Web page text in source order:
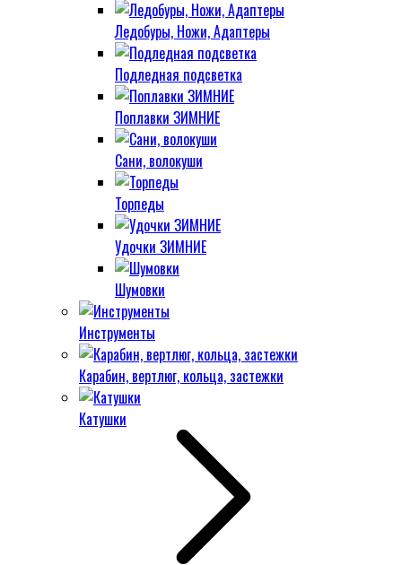
Ледобуры, Ножи, Адаптеры
Подледная подсветка
Поплавки ЗИМНИЕ
Сани, волокуши
Торпеды
Удочки ЗИМНИЕ
Шумовки
Инструменты
Карабин, вертлюг, кольца, застежки
Катушки